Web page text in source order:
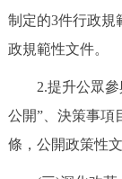
ESPAÑOL
ITALIANO
制定的3件行政規
政規範性文件。
2.提升公眾參
公開”、決策事項
條，公開政策性